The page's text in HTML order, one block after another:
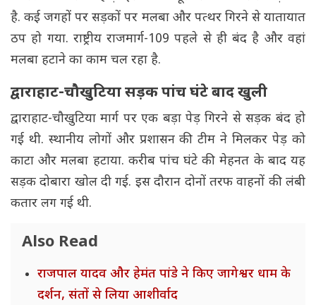
है. कई जगहों पर सड़कों पर मलबा और पत्थर गिरने से यातायात
ठप हो गया. राष्ट्रीय राजमार्ग-109 पहले से ही बंद है और वहां
मलबा हटाने का काम चल रहा है.
द्वाराहाट-चौखुटिया सड़क पांच घंटे बाद खुली
द्वाराहाट-चौखुटिया मार्ग पर एक बड़ा पेड़ गिरने से सड़क बंद हो
गई थी. स्थानीय लोगों और प्रशासन की टीम ने मिलकर पेड़ को
काटा और मलबा हटाया. करीब पांच घंटे की मेहनत के बाद यह
सड़क दोबारा खोल दी गई. इस दौरान दोनों तरफ वाहनों की लंबी
कतार लग गई थी.
Also Read
राजपाल यादव और हेमंत पांडे ने किए जागेश्वर धाम के
दर्शन, संतों से लिया आशीर्वाद